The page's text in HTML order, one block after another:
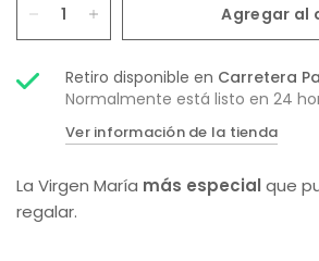
Agregar al
Retiro disponible en Carretera
Normalmente está listo en 24
Ver información de la tienda
La Virgen María más especial que
regalar.